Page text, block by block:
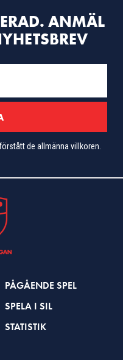
ANMÄL
de allmänna villkoren.
PÅGÅENDE SPEL
SPELA I SIL
STATISTIK